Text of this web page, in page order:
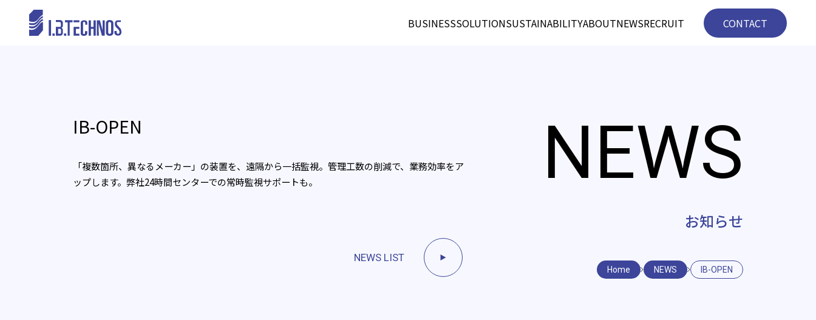
BUSINESSSOLUTIONSUSTAINABILITYABOUTNEWSRECRUIT CONTACT
お知らせ
NEWS
Home NEWS IB-OPEN
IB-OPEN
「複数箇所、異なるメーカー」の装置を、遠隔から一括監視。管理工数の削減で、業務効率をア
ップします。弊社24時間センターでの常時監視サポートも。
NEWS LIST